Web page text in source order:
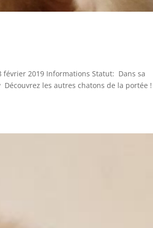
2019 Informations Statut: Dans sa
les autres chatons de la portée